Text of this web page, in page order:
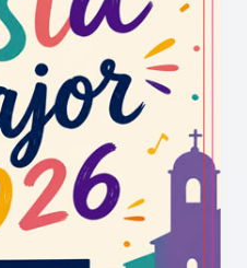
és l'eix de referència
caliu, una vetllada
compartides on grans
cel estrellat.
la divulgació de la
fonamental per
vincles. Els dies
àpats, sinó també el